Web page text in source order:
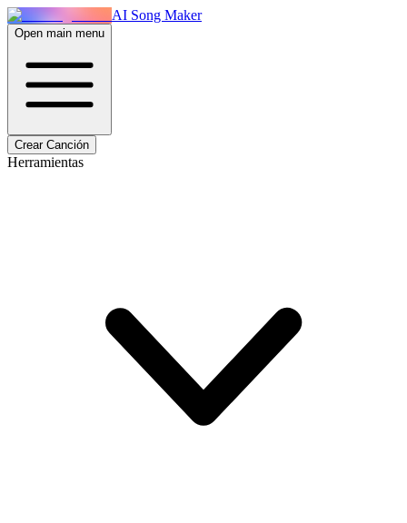
AI Song Maker
Open main menu
Crear Canción
Herramientas